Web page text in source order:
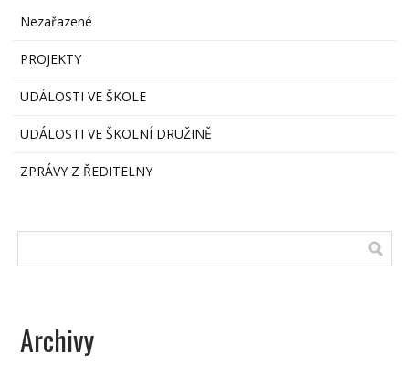
Nezařazené
PROJEKTY
UDÁLOSTI VE ŠKOLE
UDÁLOSTI VE ŠKOLNÍ DRUŽINĚ
ZPRÁVY Z ŘEDITELNY
Archivy